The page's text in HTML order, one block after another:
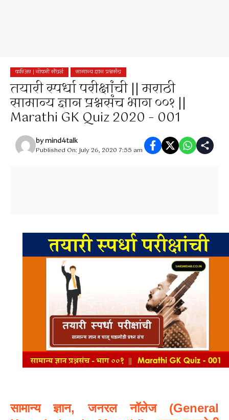
करिअर | नोकरी संधर्भ सामान्य ज्ञान प्रश्नसंच
तयारी स्पर्धा परीक्षांची || मराठी
सामान्य ज्ञान प्रश्नसंच भाग ००१ ||
Marathi GK Quiz 2020 – 001
bymind4talk
Published On: July 26, 2020 7:55 am
सामान्य ज्ञान,जनरल नॉलेज (General